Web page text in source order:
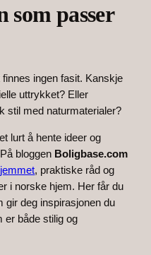
passer
finnes ingen fasit. Kanskje
uttrykket? Eller
stil med naturmaterialer?
lurt å hente ideer og
bloggen Boligbase.com
, praktiske råd og
i norske hjem. Her får du
gir deg inspirasjonen du
er både stilig og